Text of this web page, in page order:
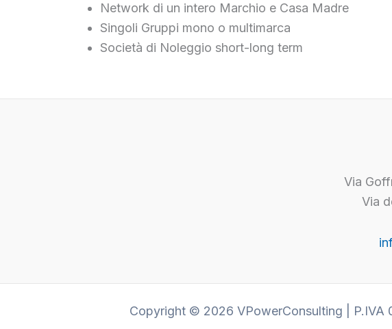
Network di un intero Marchio e Casa Madre
Singoli Gruppi mono o multimarca
Società di Noleggio short-long term
Via
Via
Copyright © 2026 VPowerConsulting | P.IVA